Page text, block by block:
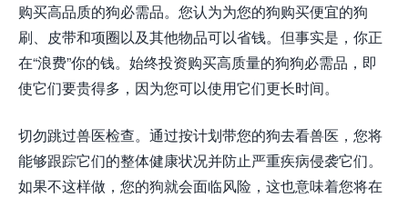
购买高品质的狗必需品。您认为为您的狗购买便宜的狗
刷、皮带和项圈以及其他物品可以省钱。但事实是，你正
在“浪费”你的钱。始终投资购买高质量的狗狗必需品，即
使它们要贵得多，因为您可以使用它们更长时间。
切勿跳过兽医检查。通过按计划带您的狗去看兽医，您将
能够跟踪它们的整体健康状况并防止严重疾病侵袭它们。
如果不这样做，您的狗就会面临风险，这也意味着您将在